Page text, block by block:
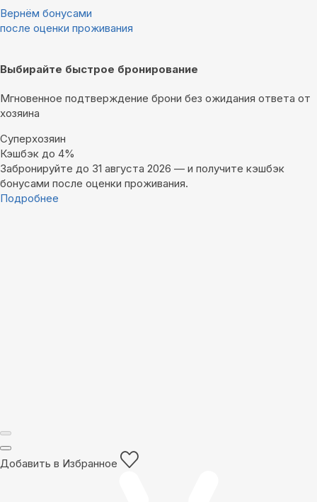
Вернём бонусами
после оценки проживания
Выбирайте быстрое бронирование
Мгновенное подтверждение брони без ожидания ответа от
хозяина
Суперхозяин
Кэшбэк до 4%
Забронируйте до 31 августа 2026 — и получите кэшбэк
бонусами после оценки проживания.
Подробнее
Добавить в Избранное